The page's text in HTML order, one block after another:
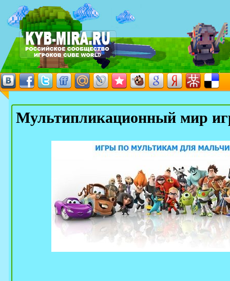
Мультипликационный мир